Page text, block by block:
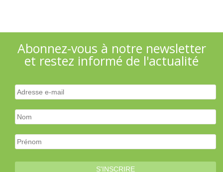
Abonnez-vous à notre newsletter
et restez informé de l'actualité